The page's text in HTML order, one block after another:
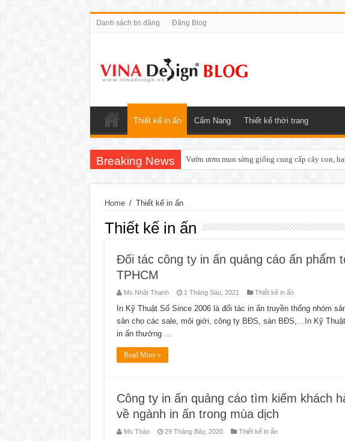
Danh sách tin đăng Đăng Blog
Thiết kế in ấn Cẩm Nang Thiết kế thời trang
Breaking News Vườn ươm mun sừng giống cung cấp cây con,
Home / Thiết kế in ấn
Thiết kế in ấn
Đối tác công ty in ấn quảng cáo ấn phẩm
TPHCM
Ms Nhật Thanh 1 Tháng Sáu, 2021 Thiết kế in ấn
In Kỹ Thuật Số Since 2006 là đối tác in ấn truyền thống nhóm
sản cho các sale, môi giới, công ty BĐS, sàn BĐS,…In Kỹ
in ấn thường …
Read More »
Công ty in ấn quảng cáo tìm kiếm khách
về ngành in ấn trong mùa dịch
Ms Thảo 29 Tháng Bảy, 2020 Thiết kế in ấn